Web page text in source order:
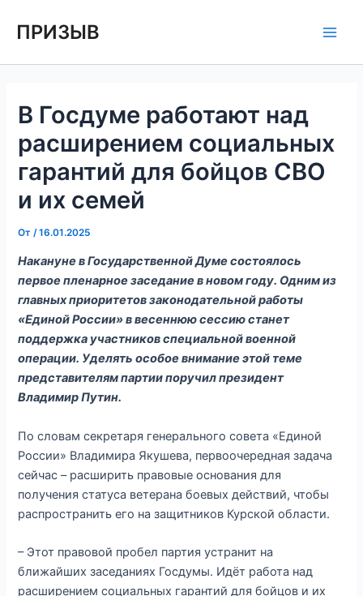
ПРИЗЫВ
В Госдуме работают над
расширением социальных
гарантий для бойцов СВО
и их семей
От /16.01.2025
Накануне в Государственной Думе состоялось
первое пленарное заседание в новом году. Одним из
главных приоритетов законодательной работы
«Единой России» в весеннюю сессию станет
поддержка участников специальной военной
операции. Уделять особое внимание этой теме
представителям партии поручил президент
Владимир Путин.
По словам секретаря генерального совета «Единой
России» Владимира Якушева, первоочередная задача
сейчас – расширить правовые основания для
получения статуса ветерана боевых действий, чтобы
распространить его на защитников Курской области.
– Этот правовой пробел партия устранит на
ближайших заседаниях Госдумы. Идёт работа над
расширением социальных гарантий для бойцов и их
по